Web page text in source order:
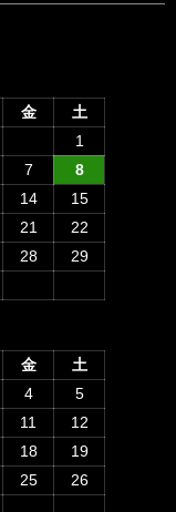
金
土
1
7
8
14
15
21
22
28
29
金
土
4
5
11
12
18
19
25
26